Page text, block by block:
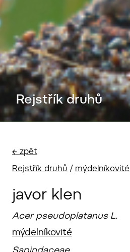
Rejstřík druhů
← zpět
Rejstřík druhů / mýdelníkovité
javor klen
Acer pseudoplatanus L.
mýdelníkovité